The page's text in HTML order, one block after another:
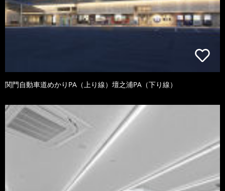
関門自動車道めかりPA（上り線）壇之浦PA（下り線）